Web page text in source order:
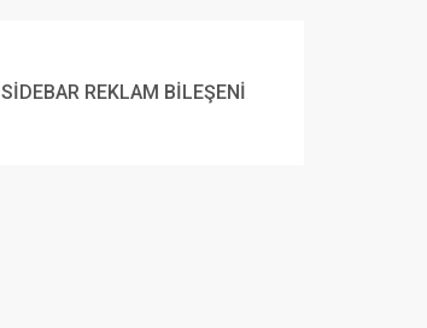
SİDEBAR REKLAM BİLEŞENİ